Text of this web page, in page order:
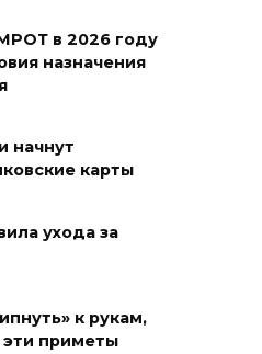
новые
с
в 2026 году
назначения
начнут
карты
ухода за
к рукам,
приметы